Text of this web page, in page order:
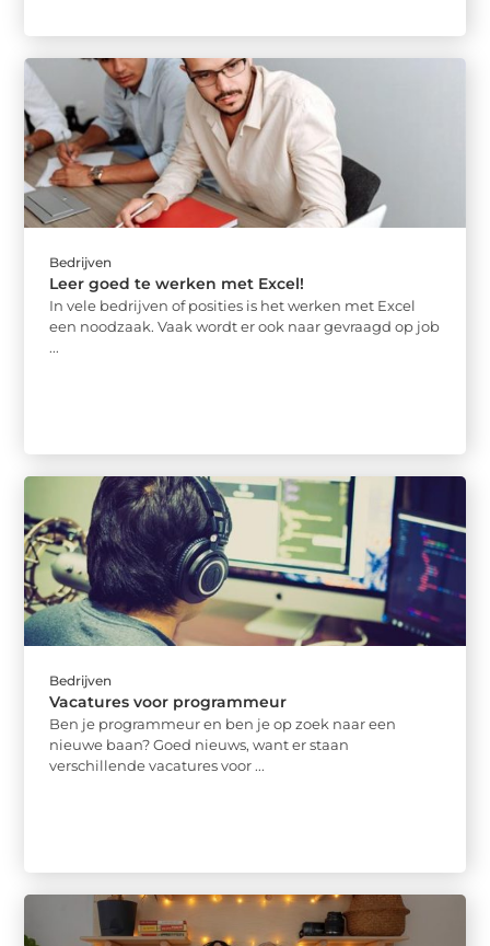
Bedrijven
Leer goed te werken met Excel!
In vele bedrijven of posities is het werken met Excel
een noodzaak. Vaak wordt er ook naar gevraagd op job
...
Bedrijven
Vacatures voor programmeur
Ben je programmeur en ben je op zoek naar een
nieuwe baan? Goed nieuws, want er staan
verschillende vacatures voor ...